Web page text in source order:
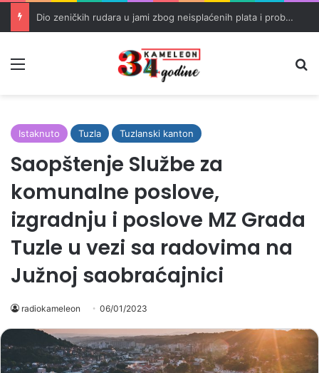
Dio zeničkih rudara u jami zbog neisplaćenih plata i problema sa zdravstvenim knjižicama
Istaknuto Tuzla Tuzlanski kanton
Saopštenje Službe za
komunalne poslove,
izgradnju i poslove MZ Grada
Tuzle u vezi sa radovima na
Južnoj saobraćajnici
radiokameleon 06/01/2023